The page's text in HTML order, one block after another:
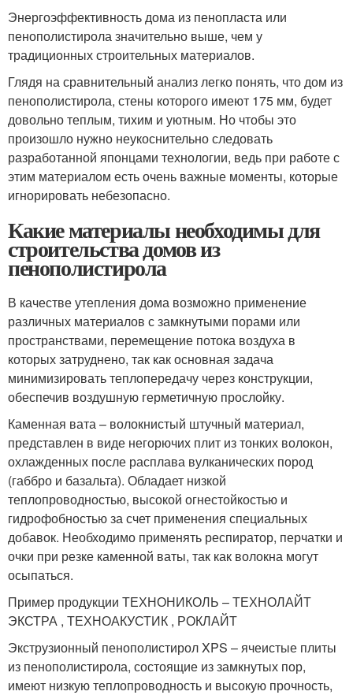
Энергоэффективность дома из пенопласта или
пенополистирола значительно выше, чем у
традиционных строительных материалов.
Глядя на сравнительный анализ легко понять, что дом из
пенополистирола, стены которого имеют 175 мм, будет
довольно теплым, тихим и уютным. Но чтобы это
произошло нужно неукоснительно следовать
разработанной японцами технологии, ведь при работе с
этим материалом есть очень важные моменты, которые
игнорировать небезопасно.
Какие материалы необходимы для
строительства домов из
пенополистирола
В качестве утепления дома возможно применение
различных материалов с замкнутыми порами или
пространствами, перемещение потока воздуха в
которых затруднено, так как основная задача
минимизировать теплопередачу через конструкции,
обеспечив воздушную герметичную прослойку.
Каменная вата – волокнистый штучный материал,
представлен в виде негорючих плит из тонких волокон,
охлажденных после расплава вулканических пород
(габбро и базальта). Обладает низкой
теплопроводностью, высокой огнестойкостью и
гидрофобностью за счет применения специальных
добавок. Необходимо применять респиратор, перчатки и
очки при резке каменной ваты, так как волокна могут
осыпаться.
Пример продукции ТЕХНОНИКОЛЬ – ТЕХНОЛАЙТ
ЭКСТРА , ТЕХНОАКУСТИК , РОКЛАЙТ
Экструзионный пенополистирол XPS – ячеистые плиты
из пенополистирола, состоящие из замкнутых пор,
имеют низкую теплопроводность и высокую прочность,